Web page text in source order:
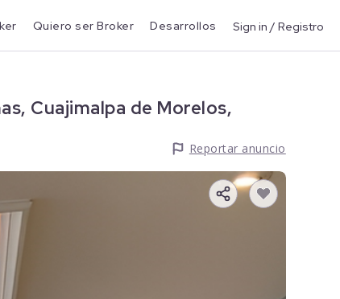
Quiero ser Broker Desarrollos Sign in / Registro
Cuajimalpa de Morelos,
Reportar anuncio